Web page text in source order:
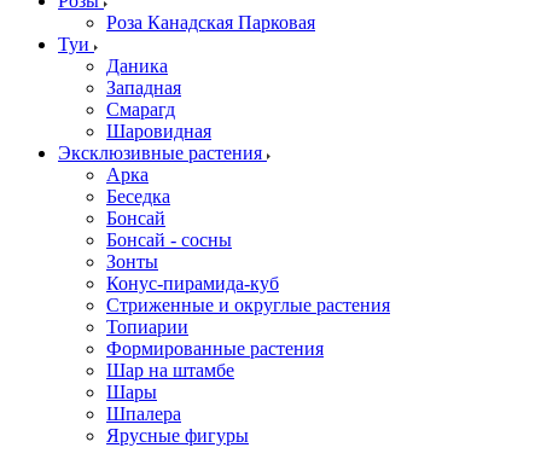
Роза Канадская Парковая
Туи
Даника
Западная
Смарагд
Шаровидная
Эксклюзивные растения
Арка
Беседка
Бонсай
Бонсай - сосны
Зонты
Конус-пирамида-куб
Стриженные и округлые растения
Топиарии
Формированные растения
Шар на штамбе
Шары
Шпалера
Ярусные фигуры